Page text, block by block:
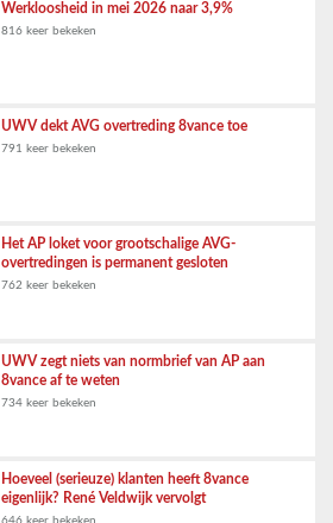
Werkloosheid in mei 2026 naar 3,9%
816 keer bekeken
UWV dekt AVG overtreding 8vance toe
791 keer bekeken
Het AP loket voor grootschalige AVG-
overtredingen is permanent gesloten
762 keer bekeken
UWV zegt niets van normbrief van AP aan
8vance af te weten
734 keer bekeken
Hoeveel (serieuze) klanten heeft 8vance
eigenlijk? René Veldwijk vervolgt